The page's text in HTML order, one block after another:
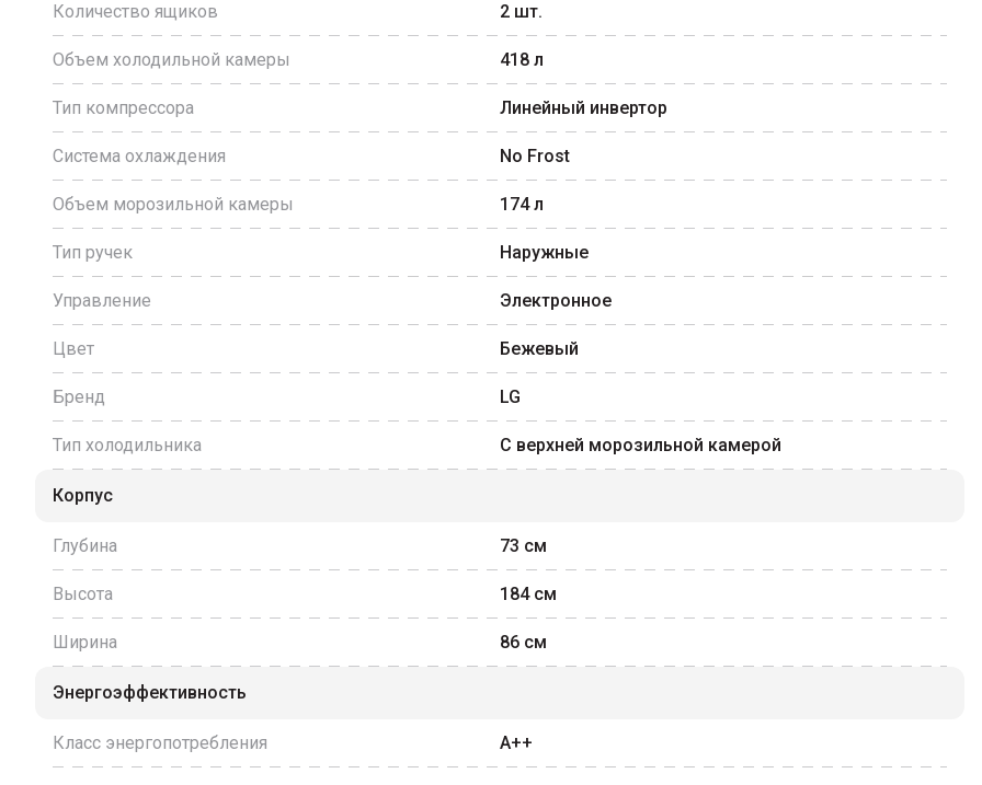
Количество ящиков 2 шт.
Объем холодильной камеры 418 л
Тип компрессора Линейный инвертор
Система охлаждения No Frost
Объем морозильной камеры 174 л
Тип ручек Наружные
Управление Электронное
Цвет Бежевый
Бренд LG
Тип холодильника С верхней морозильной камерой
Корпус
Глубина 73 см
Высота 184 см
Ширина 86 см
Энергоэффективность
Класс энергопотребления A++